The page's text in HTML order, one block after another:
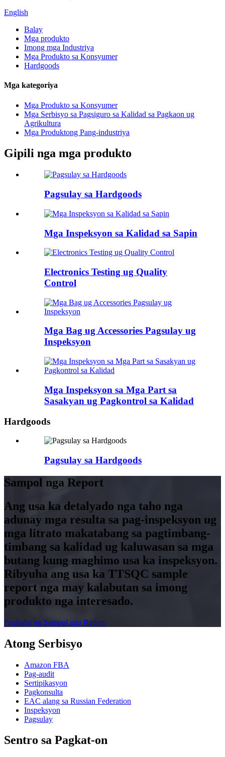
English
Balay
Mga produkto
Imong mga Industriya
Mga Produkto sa Konsyumer
Hardgoods
Mga kategoriya
Mga Produkto sa Konsyumer
Mga Serbisyo sa Pagsiguro sa Kalidad sa Pagkaon ug
Agrikultura
Mga Produktong Pang-industriya
Gipili nga mga produkto
Pagsulay sa Hardgoods
Mga Inspeksyon sa Kalidad sa Sapin
Electronics Testing ug Quality
Control
Mga Bag ug Accessories Pagsulay ug
Inspeksyon
Mga Inspeksyon sa Mga Part sa
Sasakyan ug Pagkontrol sa Kalidad
Hardgoods
Pagsulay sa Hardgoods
Sampol nga Report
Ang usa ka detalyado nga taho nga
adunay mga resulta sa pag-inspeksyon ug
mga litrato makatabang sa pagtimbang-
timbang sa kalidad ug kaluwasan sa mga
butang kung maghimo usa ka inspeksyon.
Ribyuha ang usa ka TTSQC sample
report nga may kalabutan sa imong
produkto nga interesado.
Pagkuha og Sampol nga Report
Atong Serbisyo
Amazon FBA
Pag-audit
Sertipikasyon
Pagkonsulta
EAC alang sa Russian Federation
Inspeksyon
Pagsulay
Sentro sa Pagkat-on